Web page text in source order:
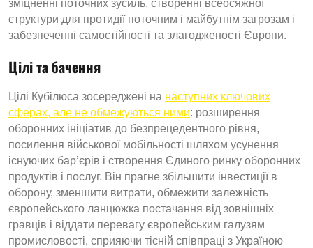
зміцненні поточних зусиль, створенні всеосяжної
структури для протидії поточним і майбутнім загрозам і
забезпеченні самостійності та злагодженості Європи.
Цілі та бачення
Цілі Кубілюса зосереджені на наступних ключових
сферах, але не обмежуються ними: розширення
оборонних ініціатив до безпрецедентного рівня,
посилення військової мобільності шляхом усунення
існуючих бар’єрів і створення Єдиного ринку оборонних
продуктів і послуг. Він прагне збільшити інвестиції в
оборону, зменшити витрати, обмежити залежність
європейського ланцюжка постачання від зовнішніх
гравців і віддати перевагу європейським галузям
промисловості, сприяючи тісній співпраці з Україною